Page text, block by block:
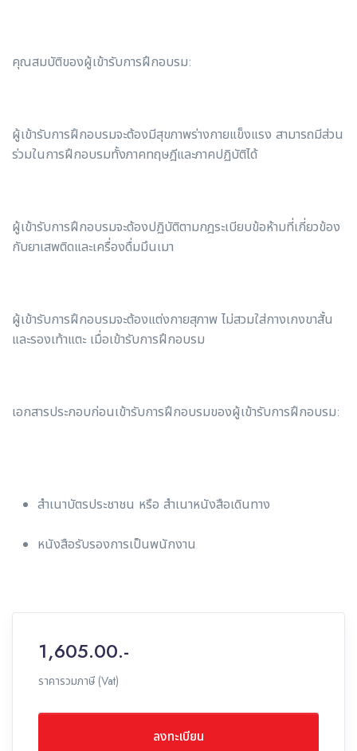
คุณสมบัติของผู้เข้ารับการฝึกอบรม:
ผู้เข้ารับการฝึกอบรมจะต้องมีสุขภาพร่างกายแข็งแรง สามารถมีส่วน
ร่วมในการฝึกอบรมทั้งภาคทฤษฎีและภาคปฏิบัติได้
ผู้เข้ารับการฝึกอบรมจะต้องปฏิบัติตามกฎระเบียบข้อห้ามที่เกี่ยวข้อง
กับยาเสพติดและเครื่องดื่มมึนเมา
ผู้เข้ารับการฝึกอบรมจะต้องแต่งกายสุภาพ ไม่สวมใส่กางเกงขาสั้น
และรองเท้าแตะ เมื่อเข้ารับการฝึกอบรม
เอกสารประกอบก่อนเข้ารับการฝึกอบรมของผู้เข้ารับการฝึกอบรม:
สำเนาบัตรประชาชน หรือ สำเนาหนังสือเดินทาง
หนังสือรับรองการเป็นพนักงาน
1,605.00.-
ราคารวมภาษี (Vat)
ลงทะเบียน